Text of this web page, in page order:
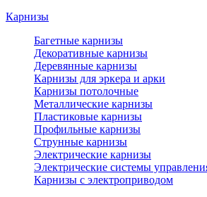
Карнизы
Багетные карнизы
Декоративные карнизы
Деревянные карнизы
Карнизы для эркера и арки
Карнизы потолочные
Металлические карнизы
Пластиковые карнизы
Профильные карнизы
Струнные карнизы
Электрические карнизы
Электрические системы
Карнизы с электроприводом